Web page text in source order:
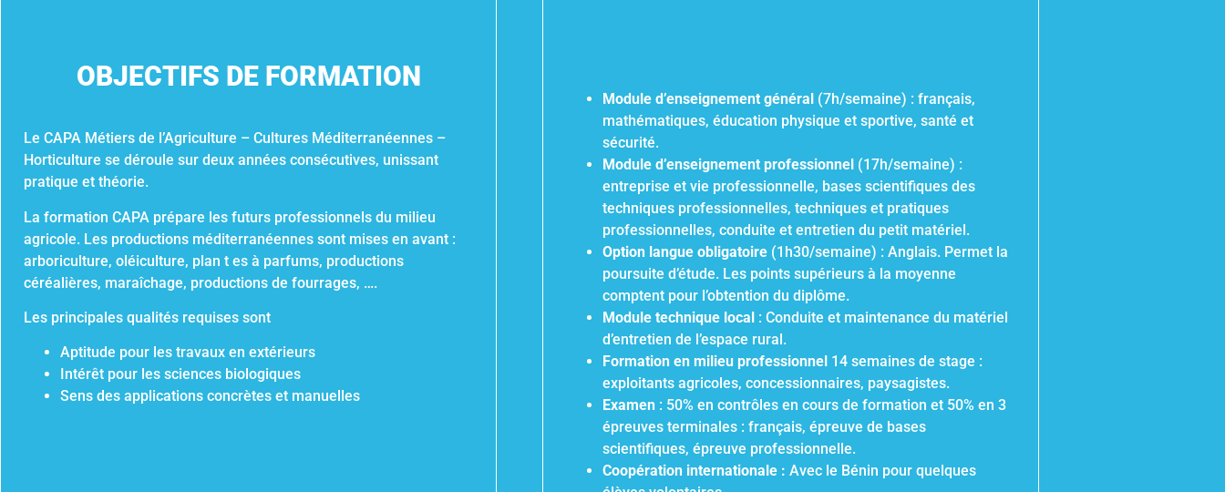
OBJECTIFS DE FORMATION
Le CAPA Métiers de l’Agriculture – Cultures Méditerranéennes –
Horticulture se déroule sur deux années consécutives, unissant
pratique et théorie.
La formation CAPA prépare les futurs professionnels du milieu
agricole. Les productions méditerranéennes sont mises en avant :
arboriculture, oléiculture, plan t es à parfums, productions
céréalières, maraîchage, productions de fourrages, ….
Les principales qualités requises sont
Aptitude pour les travaux en extérieurs
Intérêt pour les sciences biologiques
Sens des applications concrètes et manuelles
Module d’enseignement général (7h/semaine) : français,
mathématiques, éducation physique et sportive, santé et
sécurité.
Module d’enseignement professionnel (17h/semaine) :
entreprise et vie professionnelle, bases scientifiques des
techniques professionnelles, techniques et pratiques
professionnelles, conduite et entretien du petit matériel.
Option langue obligatoire (1h30/semaine) : Anglais. Permet la
poursuite d’étude. Les points supérieurs à la moyenne
comptent pour l’obtention du diplôme.
Module technique local : Conduite et maintenance du matériel
d’entretien de l’espace rural.
Formation en milieu professionnel 14 semaines de stage :
exploitants agricoles, concessionnaires, paysagistes.
Examen : 50% en contrôles en cours de formation et 50% en 3
épreuves terminales : français, épreuve de bases
scientifiques, épreuve professionnelle.
Coopération internationale : Avec le Bénin pour quelques